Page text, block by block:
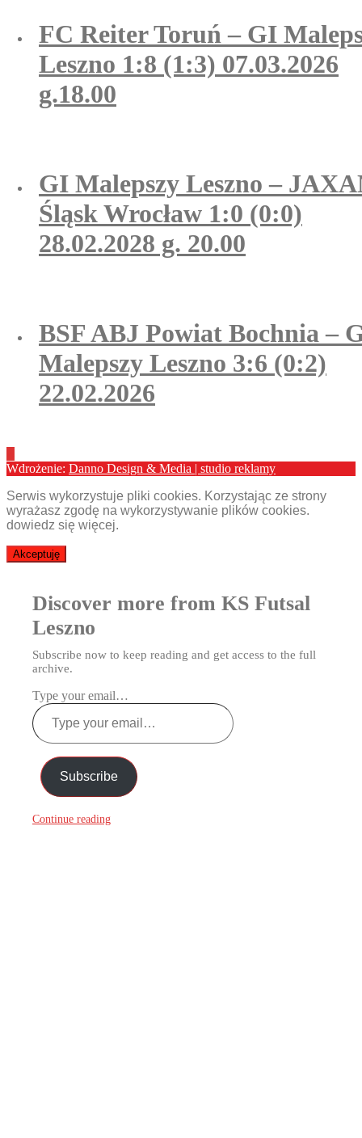
FC Reiter Toruń – GI
Leszno 1:8 (1:3) 07.03.2026
g.18.00
GI Malepszy Leszno –
Śląsk Wrocław 1:0 (0:0)
28.02.2028 g. 20.00
BSF ABJ Powiat Bochnia –
Malepszy Leszno 3:6 (0:2)
22.02.2026
Wdrożenie: Danno Design & Media | studio reklamy
Serwis wykorzystuje pliki cookies. Korzystając ze strony
wyrażasz zgodę na wykorzystywanie plików cookies.
dowiedz się więcej.
Akceptuję
Discover more from KS Futsal
Leszno
Subscribe now to keep reading and get access to the full
archive.
Type your email…
Subscribe
Continue reading